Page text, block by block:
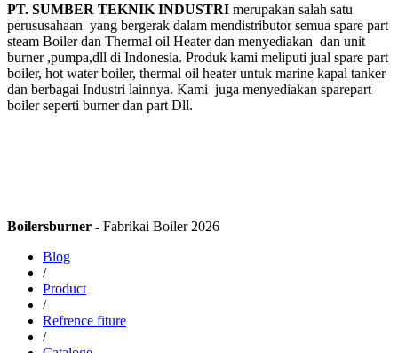
PT. SUMBER TEKNIK INDUSTRI merupakan salah satu
perususahaan yang bergerak dalam mendistributor semua spare part
steam Boiler dan Thermal oil Heater dan menyediakan dan unit
burner ,pumpa,dll di Indonesia. Produk kami meliputi jual spare part
boiler, hot water boiler, thermal oil heater untuk marine kapal tanker
dan berbagai Industri lainnya. Kami juga menyediakan sparepart
boiler seperti burner dan part Dll.
Boilersburner - Fabrikai Boiler 2026
Blog
/
Product
/
Refrence fiture
/